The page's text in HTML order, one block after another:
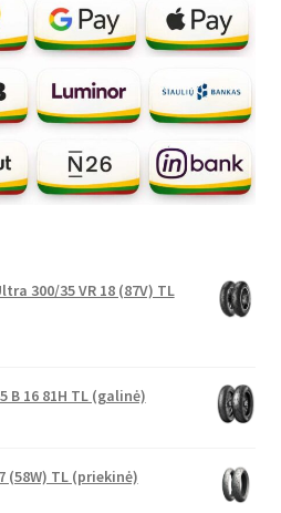
300/35 VR 18 (87V) TL
B 16 81H TL (galinė)
(58W) TL (priekinė)